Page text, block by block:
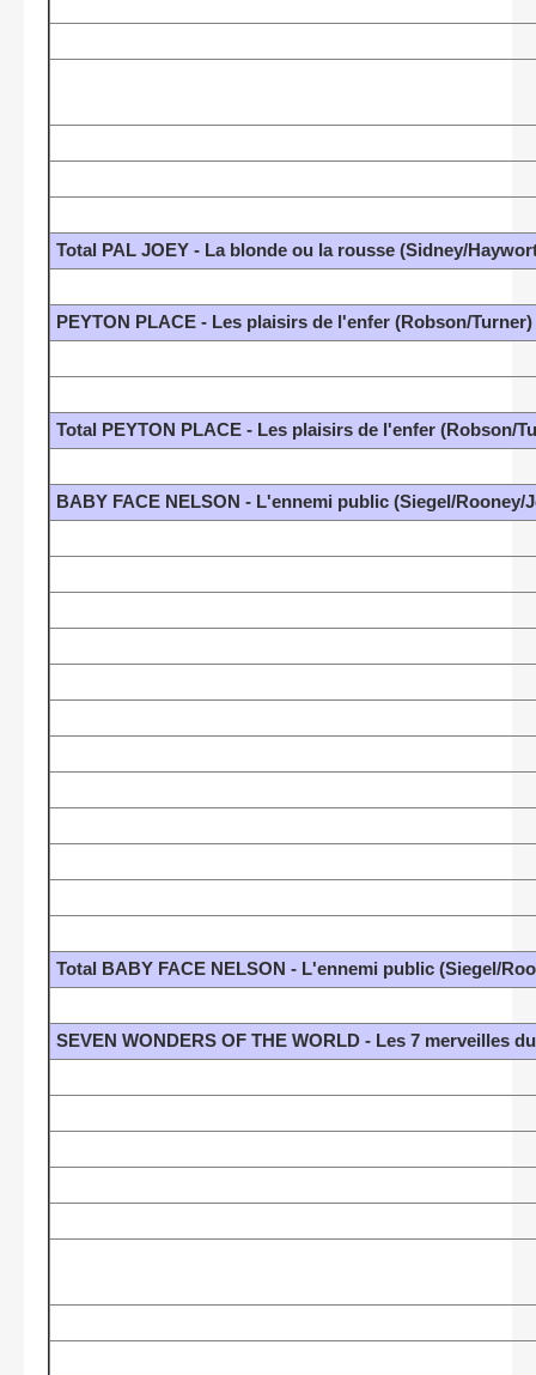
Total PAL JOEY - La blonde ou la rousse (Sidney/
PEYTON PLACE - Les plaisirs de l'enfer (Robson/Turner)
Total PEYTON PLACE - Les plaisirs de l'enfer (Robson/
BABY FACE NELSON - L'ennemi public (Siegel/Rooney/
Total BABY FACE NELSON - L'ennemi public (Siegel/
SEVEN WONDERS OF THE WORLD - Les 7 merveilles